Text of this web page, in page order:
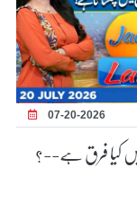
07-20-2026
میں کیا فرق ہے--؟